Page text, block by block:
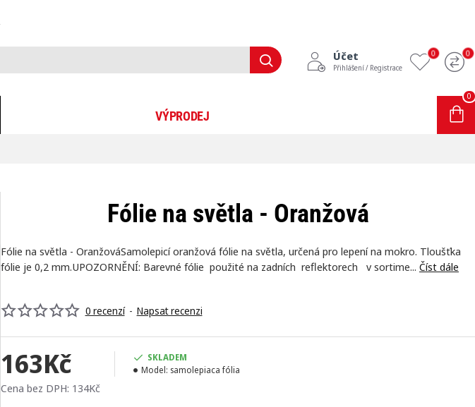
Účet
Přihlášení / Registrace
0 0
VÝPRODEJ
0
Fólie na světla - Oranžová
Fólie na světla - OranžováSamolepicí oranžová fólie na světla, určená pro lepení na mokro. Tloušťka
fólie je 0,2 mm.UPOZORNĚNÍ: Barevné fólie použité na zadních reflektorech v sortime... Číst dále
0 recenzí - Napsat recenzi
163Kč
Cena bez DPH: 134Kč
SKLADEM
Model: samolepiaca fólia